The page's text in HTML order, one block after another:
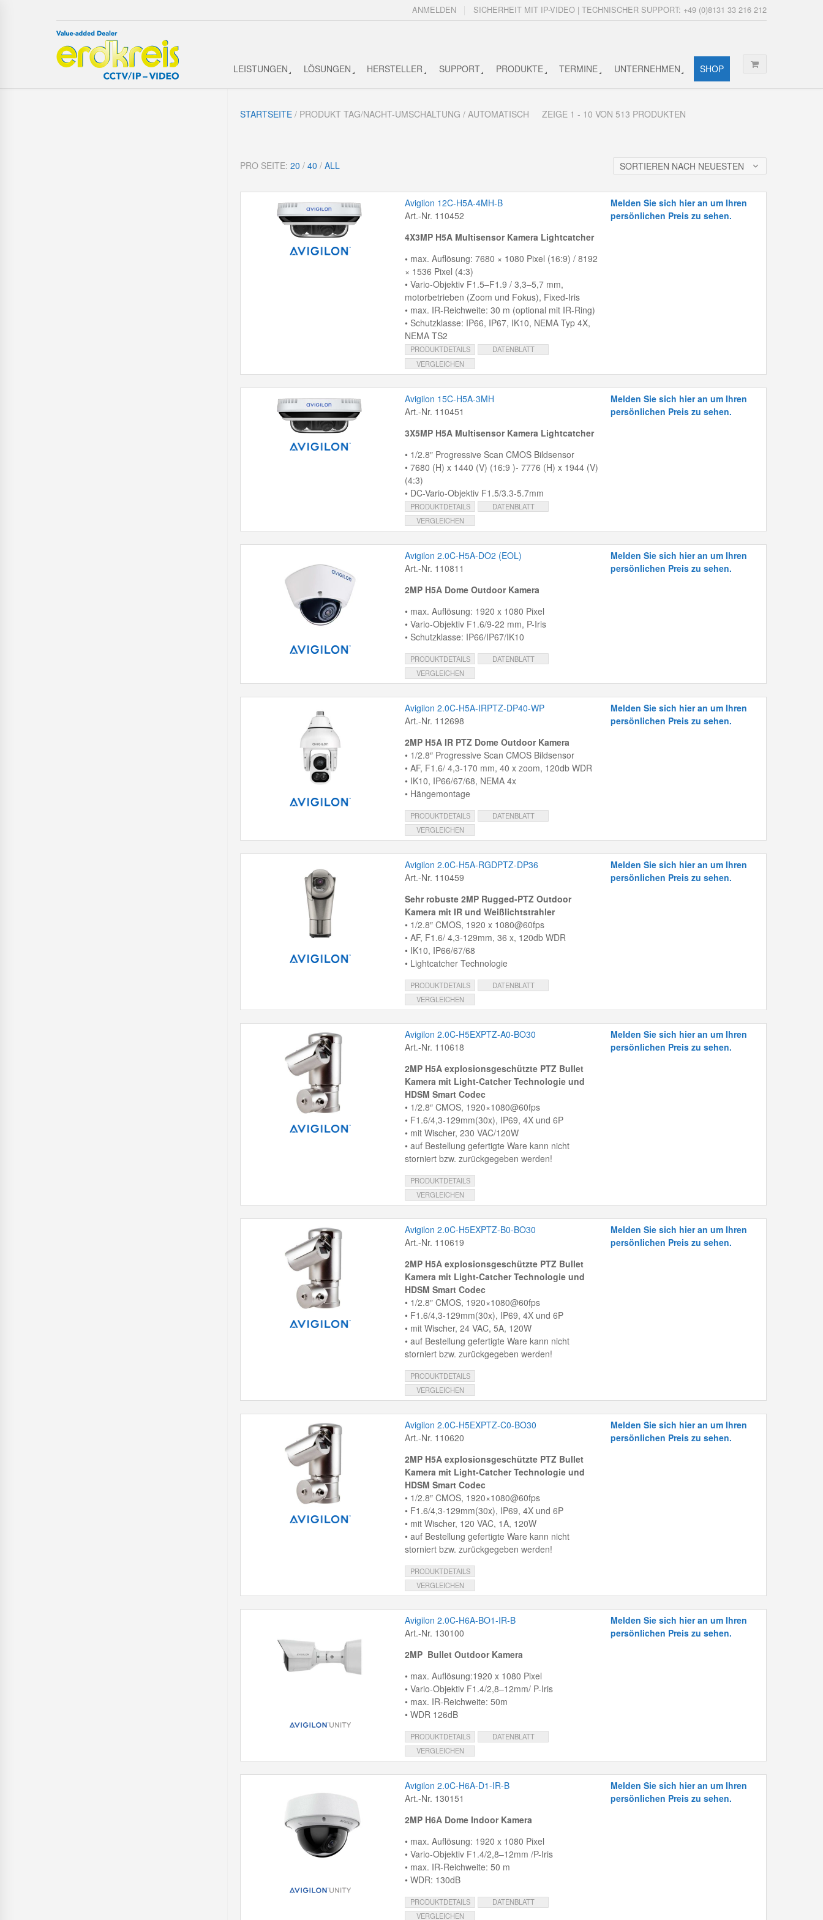
SICHERHEIT MIT IP-VIDEO | TECHNISCHER SUPPORT: +49 (0)8131 33 216 212
ANMELDEN
LEISTUNGEN LÖSUNGEN HERSTELLER SUPPORT PRODUKTE TERMINE UNTERNEHMEN SHOP
STARTSEITE / PRODUKT TAG/NACHT-UMSCHALTUNG / AUTOMATISCH ZEIGE 1 - 10 VON 513 PRODUKTEN
PRO SEITE: 20 / 40 / ALL SORTIEREN NACH NEUESTEN
Avigilon 12C-H5A-4MH-B
Art.-Nr. 110452
4X3MP H5A Multisensor Kamera Lightcatcher
• max. Auflösung: 7680 × 1080 Pixel (16:9) / 8192
× 1536 Pixel (4:3)
• Vario-Objektiv F1.5–F1.9 / 3,3–5,7 mm,
motorbetrieben (Zoom und Fokus), Fixed-Iris
• max. IR-Reichweite: 30 m (optional mit IR-Ring)
• Schutzklasse: IP66, IP67, IK10, NEMA Typ 4X,
NEMA TS2
PRODUKTDETAILS
DATENBLATT
VERGLEICHEN
Melden Sie sich hier an um Ihren
persönlichen Preis zu sehen.
Avigilon 15C-H5A-3MH
Art.-Nr. 110451
3X5MP H5A Multisensor Kamera Lightcatcher
• 1/2.8″ Progressive Scan CMOS Bildsensor
• 7680 (H) x 1440 (V) (16:9 )- 7776 (H) x 1944 (V)
(4:3)
• DC-Vario-Objektiv F1.5/3.3-5.7mm
PRODUKTDETAILS
DATENBLATT
VERGLEICHEN
Melden Sie sich hier an um Ihren
persönlichen Preis zu sehen.
Avigilon 2.0C-H5A-DO2 (EOL)
Art.-Nr. 110811
2MP H5A Dome Outdoor Kamera
• max. Auflösung: 1920 x 1080 Pixel
• Vario-Objektiv F1.6/9-22 mm, P-Iris
• Schutzklasse: IP66/IP67/IK10
PRODUKTDETAILS
DATENBLATT
VERGLEICHEN
Melden Sie sich hier an um Ihren
persönlichen Preis zu sehen.
Avigilon 2.0C-H5A-IRPTZ-DP40-WP
Art.-Nr. 112698
2MP H5A IR PTZ Dome Outdoor Kamera
• 1/2.8″ Progressive Scan CMOS Bildsensor
• AF, F1.6/ 4,3-170 mm, 40 x zoom, 120db WDR
• IK10, IP66/67/68, NEMA 4x
• Hängemontage
PRODUKTDETAILS
DATENBLATT
VERGLEICHEN
Melden Sie sich hier an um Ihren
persönlichen Preis zu sehen.
Avigilon 2.0C-H5A-RGDPTZ-DP36
Art.-Nr. 110459
Sehr robuste 2MP Rugged-PTZ Outdoor
Kamera mit IR und Weißlichtstrahler
• 1/2.8″ CMOS, 1920 x 1080@60fps
• AF, F1.6/ 4,3-129mm, 36 x, 120db WDR
• IK10, IP66/67/68
• Lightcatcher Technologie
PRODUKTDETAILS
DATENBLATT
VERGLEICHEN
Melden Sie sich hier an um Ihren
persönlichen Preis zu sehen.
Avigilon 2.0C-H5EXPTZ-A0-BO30
Art.-Nr. 110618
2MP H5A explosionsgeschützte PTZ Bullet
Kamera mit Light-Catcher Technologie und
HDSM Smart Codec
• 1/2.8″ CMOS, 1920×1080@60fps
• F1.6/4,3-129mm(30x), IP69, 4X und 6P
• mit Wischer, 230 VAC/120W
• auf Bestellung gefertigte Ware kann nicht
storniert bzw. zurückgegeben werden!
PRODUKTDETAILS
VERGLEICHEN
Melden Sie sich hier an um Ihren
persönlichen Preis zu sehen.
Avigilon 2.0C-H5EXPTZ-B0-BO30
Art.-Nr. 110619
2MP H5A explosionsgeschützte PTZ Bullet
Kamera mit Light-Catcher Technologie und
HDSM Smart Codec
• 1/2.8″ CMOS, 1920×1080@60fps
• F1.6/4,3-129mm(30x), IP69, 4X und 6P
• mit Wischer, 24 VAC, 5A, 120W
• auf Bestellung gefertigte Ware kann nicht
storniert bzw. zurückgegeben werden!
PRODUKTDETAILS
VERGLEICHEN
Melden Sie sich hier an um Ihren
persönlichen Preis zu sehen.
Avigilon 2.0C-H5EXPTZ-C0-BO30
Art.-Nr. 110620
2MP H5A explosionsgeschützte PTZ Bullet
Kamera mit Light-Catcher Technologie und
HDSM Smart Codec
• 1/2.8″ CMOS, 1920×1080@60fps
• F1.6/4,3-129mm(30x), IP69, 4X und 6P
• mit Wischer, 120 VAC, 1A, 120W
• auf Bestellung gefertigte Ware kann nicht
storniert bzw. zurückgegeben werden!
PRODUKTDETAILS
VERGLEICHEN
Melden Sie sich hier an um Ihren
persönlichen Preis zu sehen.
Avigilon 2.0C-H6A-BO1-IR-B
Art.-Nr. 130100
2MP Bullet Outdoor Kamera
• max. Auflösung:1920 x 1080 Pixel
• Vario-Objektiv F1.4/2,8–12mm/ P-Iris
• max. IR-Reichweite: 50m
• WDR 126dB
PRODUKTDETAILS
DATENBLATT
VERGLEICHEN
Melden Sie sich hier an um Ihren
persönlichen Preis zu sehen.
Avigilon 2.0C-H6A-D1-IR-B
Art.-Nr. 130151
2MP H6A Dome Indoor Kamera
• max. Auflösung: 1920 x 1080 Pixel
• Vario-Objektiv F1.4/2,8–12mm /P-Iris
• max. IR-Reichweite: 50 m
• WDR: 130dB
PRODUKTDETAILS
DATENBLATT
VERGLEICHEN
Melden Sie sich hier an um Ihren
persönlichen Preis zu sehen.